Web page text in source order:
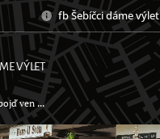
fb Šebíčci dáme výlet
VÝLET
ven ...